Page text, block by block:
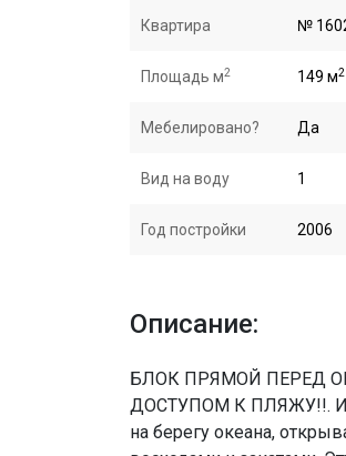
Квартира №
Площадь м2 149 м2
Мебелировано? Да
Вид на воду 1
Год постройки 2006
Описание:
БЛОК ПРЯМОЙ ПЕРЕД
ДОСТУПОМ К ПЛЯЖУ!!. Из
на берегу океана,